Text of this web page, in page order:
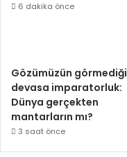
6 dakika önce
Gözümüzün görmediği
devasa imparatorluk:
Dünya gerçekten
mantarların mı?
3 saat önce